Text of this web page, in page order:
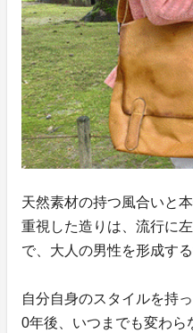
天然素材の持つ風合いと
重視した造りは、流行に
で、大人の男性を形成す
自分自身のスタイルを持
0年後、いつまでも変わら